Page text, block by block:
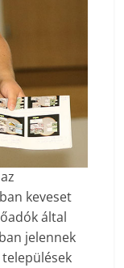
keveset
által
jelennek